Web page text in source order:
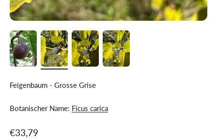
Feigenbaum - Grosse Grise
Botanischer Name: Ficus carica
Angebot
€33,79